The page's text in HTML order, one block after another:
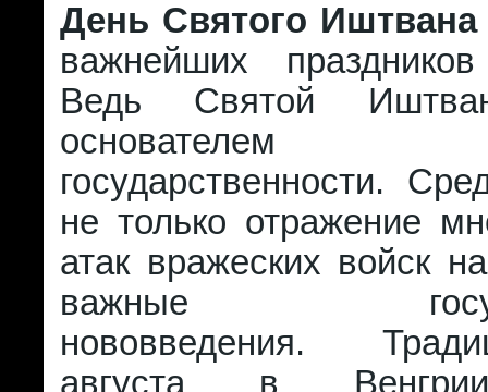
День Святого Иштвана
важнейших
Ведь Святой
основателем
государственности.
не только отражение
атак вражеских войск
важные
нововведения.
августа в